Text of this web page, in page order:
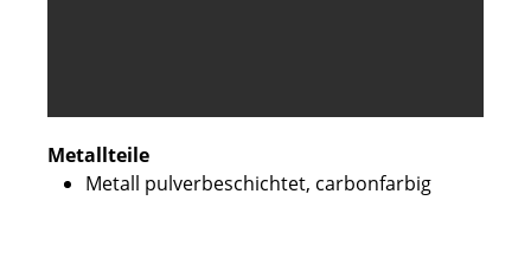
Metallteile
Metall pulverbeschichtet, carbonfarbig